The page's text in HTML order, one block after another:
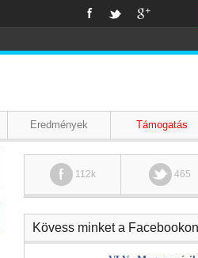
Eredmények Támogatás
112k 465
Kövess minket a